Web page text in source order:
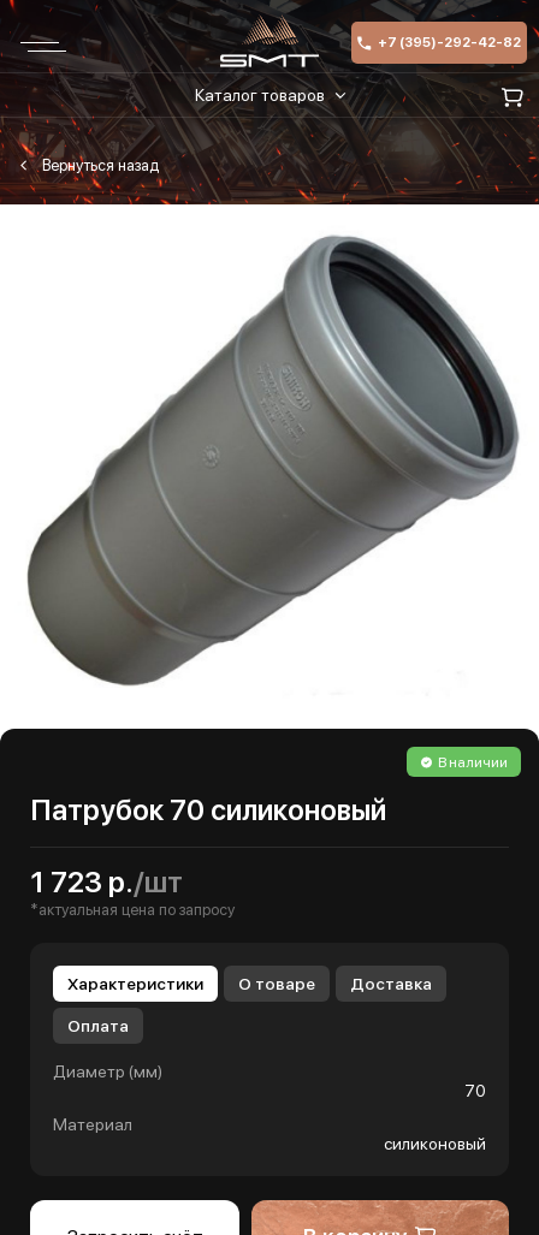
+7 (395)-292-42-82
Каталог товаров
В наличии
Патрубок 70 силиконовый
1 723 р./шт
*актуальная цена по запросу
Характеристики О товаре Доставка
Оплата
Диаметр (мм)
70
Материал
силиконовый